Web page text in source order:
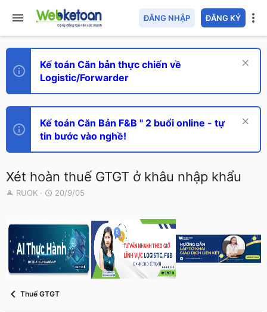
ĐĂNG NHẬP ĐĂNG KÝ
Kế toán Căn bản thực chiến về
Logistic/Forwarder
Kế toán Căn Bản F&B " 2 buổi online - tự
tin bước vào nghề!
Xét hoàn thuế GTGT ở khâu nhập khẩu
T
e
a
d
s
a
RUOK
N
y
ử
i
20/9/05
Thuế GTGT